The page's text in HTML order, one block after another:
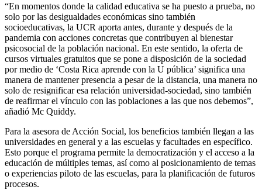
“En momentos donde la calidad educativa se ha puesto a prueba, no
solo por las desigualdades económicas sino también
socioeducativas, la UCR aporta antes, durante y después de la
pandemia con acciones concretas que contribuyen al bienestar
psicosocial de la población nacional. En este sentido, la oferta de
cursos virtuales gratuitos que se pone a disposición de la sociedad
por medio de ‘Costa Rica aprende con la U pública’ significa una
manera de mantener presencia a pesar de la distancia, una manera no
solo de resignificar esa relación universidad-sociedad, sino también
de reafirmar el vínculo con las poblaciones a las que nos debemos”,
añadió Mc Quiddy.
Para la asesora de Acción Social, los beneficios también llegan a las
universidades en general y a las escuelas y facultades en específico.
Esto porque el programa permite la democratización y el acceso a la
educación de múltiples temas, así como al posicionamiento de temas
o experiencias piloto de las escuelas, para la planificación de futuros
procesos.